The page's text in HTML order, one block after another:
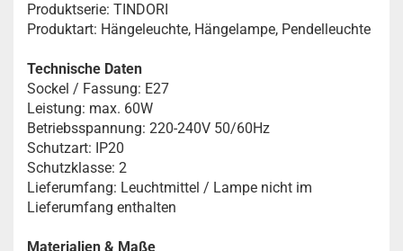
Produktserie: TINDORI
Produktart: Hängeleuchte, Hängelampe, Pendelleuchte
Technische Daten
Sockel / Fassung: E27
Leistung: max. 60W
Betriebsspannung: 220-240V 50/60Hz
Schutzart: IP20
Schutzklasse: 2
Lieferumfang: Leuchtmittel / Lampe nicht im
Lieferumfang enthalten
Materialien & Maße